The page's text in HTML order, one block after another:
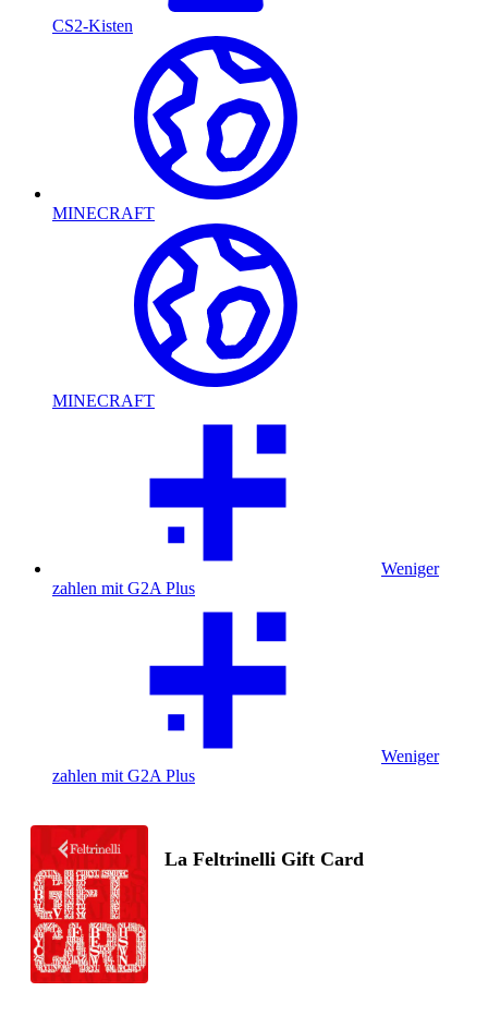
CS2-Kisten
MINECRAFT
MINECRAFT
Weniger
zahlen mit G2A Plus
Weniger
zahlen mit G2A Plus
La Feltrinelli Gift Card